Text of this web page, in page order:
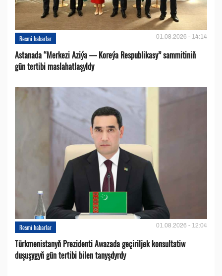
Resmi habarlar 01.08.2026 - 14:14
Astanada “Merkezi Aziýa — Koreýa Respublikasy” sammitiniň
gün tertibi maslahatlaşyldy
Resmi habarlar 01.08.2026 - 12:04
Türkmenistanyň Prezidenti Awazada geçiriljek konsultatiw
duşuşygyň gün tertibi bilen tanyşdyrdy